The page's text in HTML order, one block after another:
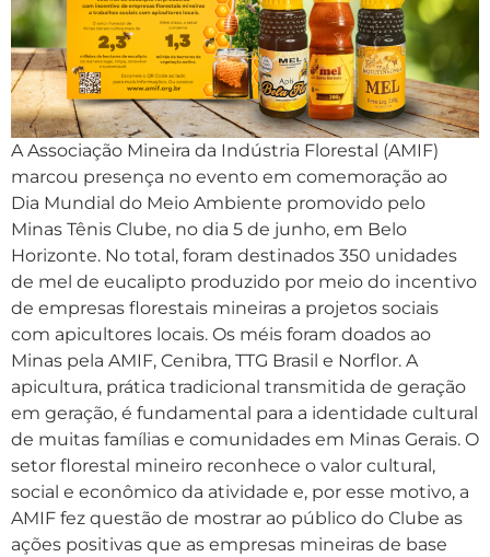
A Associação Mineira da Indústria Florestal (AMIF)
marcou presença no evento em comemoração ao
Dia Mundial do Meio Ambiente promovido pelo
Minas Tênis Clube, no dia 5 de junho, em Belo
Horizonte. No total, foram destinados 350 unidades
de mel de eucalipto produzido por meio do incentivo
de empresas florestais mineiras a projetos sociais
com apicultores locais. Os méis foram doados ao
Minas pela AMIF, Cenibra, TTG Brasil e Norflor. A
apicultura, prática tradicional transmitida de geração
em geração, é fundamental para a identidade cultural
de muitas famílias e comunidades em Minas Gerais. O
setor florestal mineiro reconhece o valor cultural,
social e econômico da atividade e, por esse motivo, a
AMIF fez questão de mostrar ao público do Clube as
ações positivas que as empresas mineiras de base